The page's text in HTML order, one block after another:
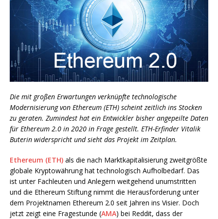
Die mit großen Erwartungen verknüpfte technologische
Modernisierung von Ethereum (ETH) scheint zeitlich ins Stocken
zu geraten. Zumindest hat ein Entwickler bisher angepeilte Daten
für Ethereum 2.0 in 2020 in Frage gestellt. ETH-Erfinder Vitalik
Buterin widerspricht und sieht das Projekt im Zeitplan.
Ethereum (ETH) als die nach Marktkapitalisierung zweitgrößte
globale Kryptowährung hat technologisch Aufholbedarf. Das
ist unter Fachleuten und Anlegern weitgehend unumstritten
und die Ethereum Stiftung nimmt die Herausforderung unter
dem Projektnamen Ethereum 2.0 seit Jahren ins Visier. Doch
jetzt zeigt eine Fragestunde (AMA) bei Reddit, dass der